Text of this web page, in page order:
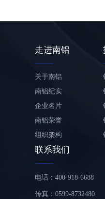
走进南铝
关于南铝
南铝纪实
企业名片
南铝荣誉
组织架构
社会责任报告
联系我们
电话：400-918-6688
传真：0599-8732480